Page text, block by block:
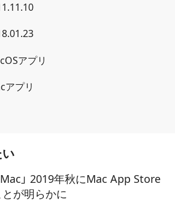
アプリ
アプリ
」 2019年秋にMac App Store
が明らかに